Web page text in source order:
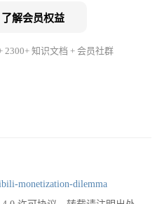
vs 抖音8.7% vs 快手
了解会员权益
2300+ 知识文档 + 会员社群
monetization-dilemma